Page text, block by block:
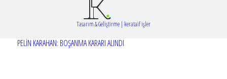
PELİN KARAHAN: BOŞANMA KARARI ALINDI
Tasarım & Geliştirme | kerataif işler